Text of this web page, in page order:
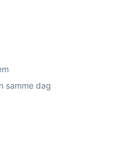
samme dag